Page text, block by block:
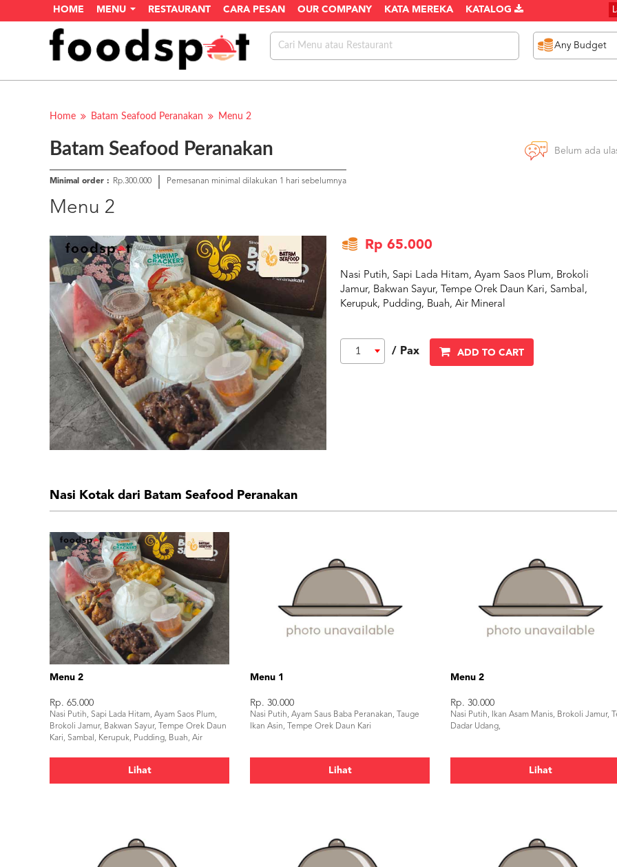
HOME MENU RESTAURANT CARA PESAN OUR COMPANY KATA MEREKA KATALOG
Home Batam Seafood Peranakan Menu 2
Batam Seafood Peranakan
Minimal order : Rp.300.000 Pemesanan minimal dilakukan 1 hari sebelumnya
Menu 2
Belum ada
Rp 65.000
Nasi Putih, Sapi Lada Hitam, Ayam Saos Plum, Brokoli
Jamur, Bakwan Sayur, Tempe Orek Daun Kari, Sambal,
Kerupuk, Pudding, Buah, Air Mineral
1 / Pax ADD TO CART
Nasi Kotak dari Batam Seafood Peranakan
Menu 2
Rp. 65.000
Nasi Putih, Sapi Lada Hitam, Ayam Saos Plum,
Brokoli Jamur, Bakwan Sayur, Tempe Orek Daun
Kari, Sambal, Kerupuk, Pudding, Buah, Air
Lihat
Menu 1
Rp. 30.000
Nasi Putih, Ayam Saus Baba Peranakan, Tauge
Ikan Asin, Tempe Orek Daun Kari
Lihat
Menu 2
Rp. 30.000
Nasi Putih, Ikan Asam Manis, Brokoli Jamur,
Dadar Udang,
Lihat